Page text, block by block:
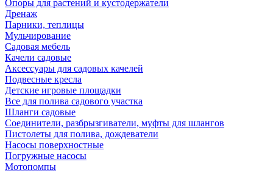
Опоры для растений и кустодержатели
Дренаж
Парники, теплицы
Мульчирование
Садовая мебель
Качели садовые
Аксессуары для садовых качелей
Подвесные кресла
Детские игровые площадки
Все для полива садового участка
Шланги садовые
Соединители, разбрызгиватели, муфты для шлангов
Пистолеты для полива, дождеватели
Насосы поверхностные
Погружные насосы
Мотопомпы